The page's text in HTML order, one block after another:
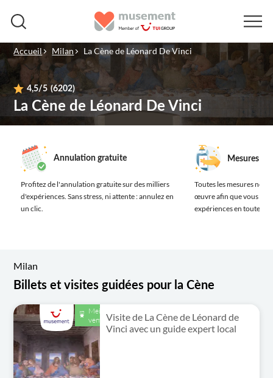
Accueil Milan La Cène de Léonard De Vinci
4,5/5 (6202)
La Cène de Léonard De Vinci
Annulation gratuite
Profitez de l'annulation gratuite sur des milliers
d'expériences. Sans stress, ni attente : annulez en
un clic.
Mesures
Toutes les mesures
œuvre afin que vous
expériences en toute
Milan
Billets et visites guidées pour la Cène
Meilleure
vente Visite de La Cène de Léonard de
Vinci avec un guide expert local